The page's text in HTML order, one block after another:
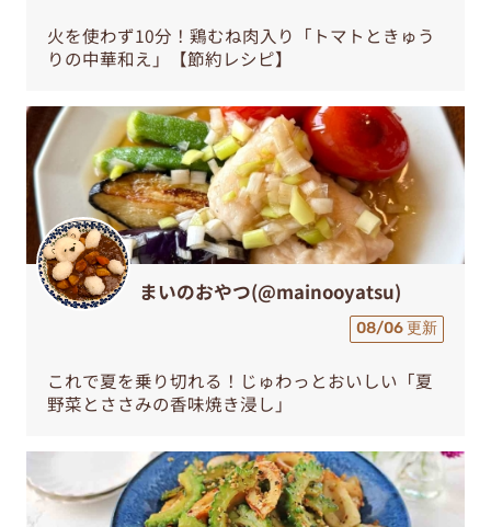
火を使わず10分！鶏むね肉入り「トマトときゅう
りの中華和え」【節約レシピ】
まいのおやつ(@mainooyatsu)
08/06 更新
これで夏を乗り切れる！じゅわっとおいしい「夏
野菜とささみの香味焼き浸し」